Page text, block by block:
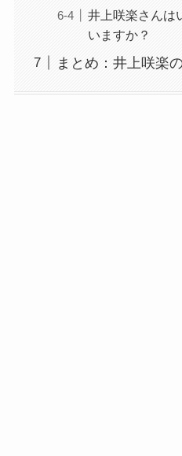
井上咲楽さんは
いますか？
まとめ：井上咲楽